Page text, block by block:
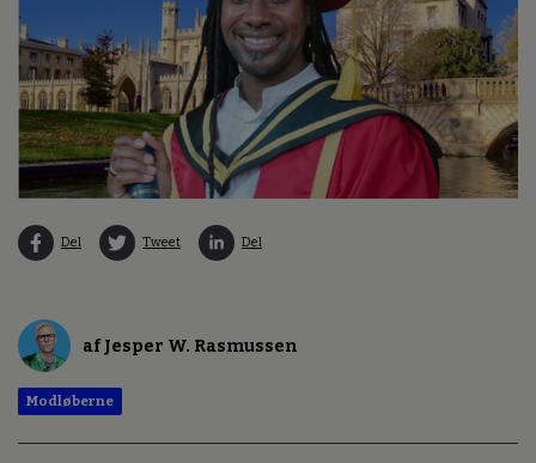
Del Tweet Del
af Jesper W. Rasmussen
Modløberne